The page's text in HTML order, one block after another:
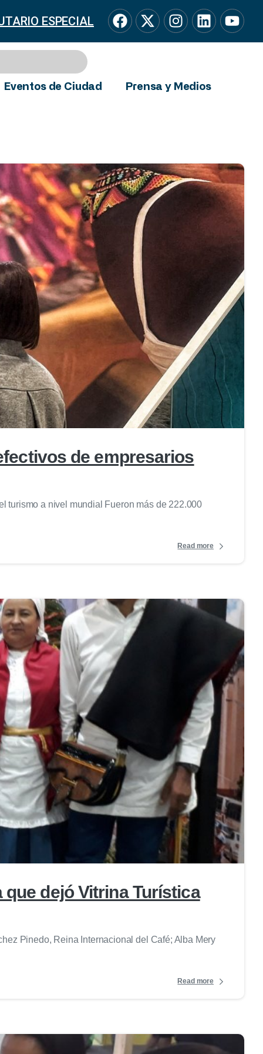
ESPECIAL
Eventos de Ciudad Prensa y Medios
de empresarios
turismo a nivel mundial Fueron más de 222.000
Read more
0
dejó Vitrina Turística
Pinedo, Reina Internacional del Café; Alba Mery
Read more